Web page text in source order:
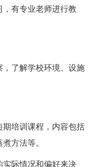
有专业老师进行教
了解学校环境、设施
培训课程，内容包括
方法等。
际情况和偏好来决